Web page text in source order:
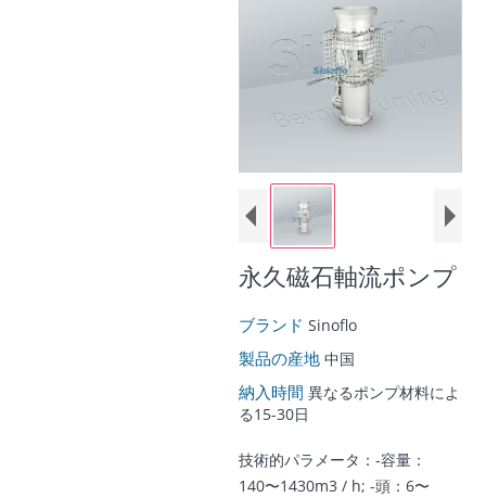
永久磁石軸流ポンプ
ブランド Sinoflo
製品の産地 中国
納入時間 異なるポンプ材料によ
る15-30日
技術的パラメータ：-容量：
140〜1430m3 / h; -頭：6〜